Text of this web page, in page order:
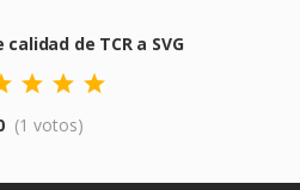
de TCR a SVG
(1 votos)